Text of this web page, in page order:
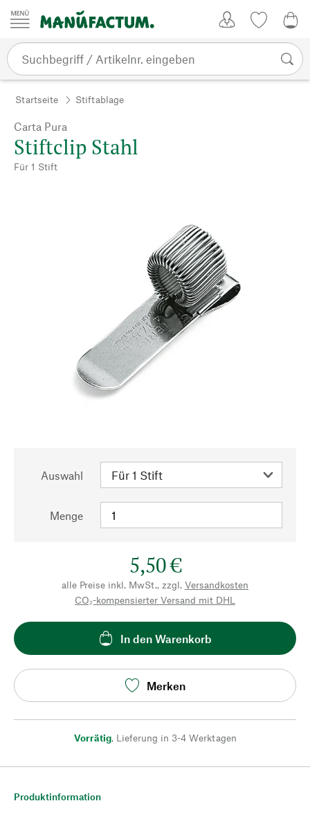
Zum Inhalt springen
Startseite Stiftablage
Carta Pura
Stiftclip Stahl
Für 1 Stift
Auswahl
Menge
5,50 €
alle Preise inkl. MwSt., zzgl. Versandkosten
CO₂-kompensierter Versand mit DHL
In den Warenkorb
Merken
Vorrätig, Lieferung in 3-4 Werktagen
Produktinformation